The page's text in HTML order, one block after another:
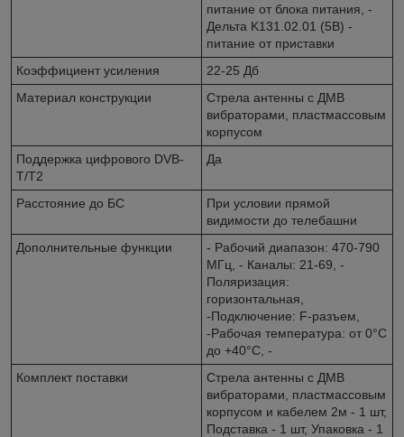
питание от блока питания, -
Дельта K131.02.01 (5В) -
питание от приставки
Коэффициент усиления
22-25 Дб
Материал конструкции
Стрела антенны с ДМВ
вибраторами, пластмассовым
корпусом
Поддержка цифрового DVB-
T/T2
Да
Расстояние до БС
При условии прямой
видимости до телебашни
Дополнительные функции
- Рабочий диапазон: 470-790
МГц, - Каналы: 21-69, -
Поляризация:
горизонтальная,
-Подключение: F-разъем,
-Рабочая температура: от 0°C
до +40°C, -
Комплект поставки
Стрела антенны с ДМВ
вибраторами, пластмассовым
корпусом и кабелем 2м - 1 шт,
Подставка - 1 шт, Упаковка - 1